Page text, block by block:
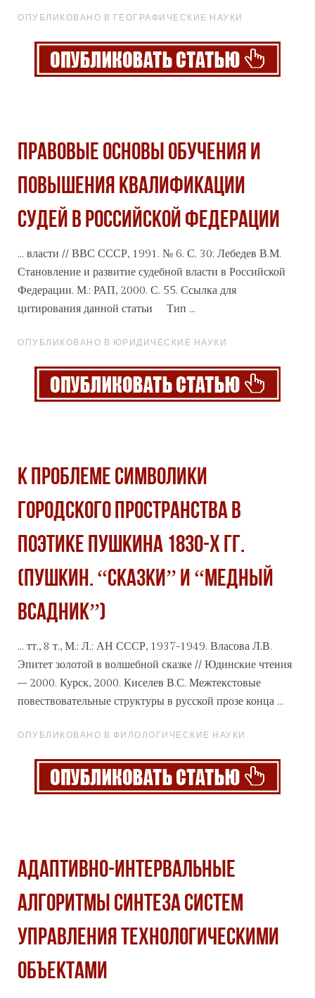
ОПУБЛИКОВАНО В ГЕОГРАФИЧЕСКИЕ НАУКИ
ПРАВОВЫЕ ОСНОВЫ ОБУЧЕНИЯ И
ПОВЫШЕНИЯ КВАЛИФИКАЦИИ
СУДЕЙ В РОССИЙСКОЙ ФЕДЕРАЦИИ
... власти // ВВС СССР, 1991. № 6. С. 30; Лебедев В.М.
Становление и развитие судебной власти в Российской
Федерации. М.: РАП, 2000. С. 55. Ссылка для
цитирования данной статьи Тип ...
ОПУБЛИКОВАНО В ЮРИДИЧЕСКИЕ НАУКИ
К ПРОБЛЕМЕ СИМВОЛИКИ
ГОРОДСКОГО ПРОСТРАНСТВА В
ПОЭТИКЕ ПУШКИНА 1830-Х ГГ.
(ПУШКИН. “СКАЗКИ” И “МЕДНЫЙ
ВСАДНИК”)
... тт., 8 т., М.; Л.: АН СССР, 1937-1949. Власова Л.В.
Эпитет золотой в волшебной сказке // Юдинские чтения
– 2000. Курск, 2000. Киселев В.С. Межтекстовые
повествовательные структуры в русской прозе конца ...
ОПУБЛИКОВАНО В ФИЛОЛОГИЧЕСКИЕ НАУКИ
АДАПТИВНО-ИНТЕРВАЛЬНЫЕ
АЛГОРИТМЫ СИНТЕЗА СИСТЕМ
УПРАВЛЕНИЯ ТЕХНОЛОГИЧЕСКИМИ
ОБЪЕКТАМИ